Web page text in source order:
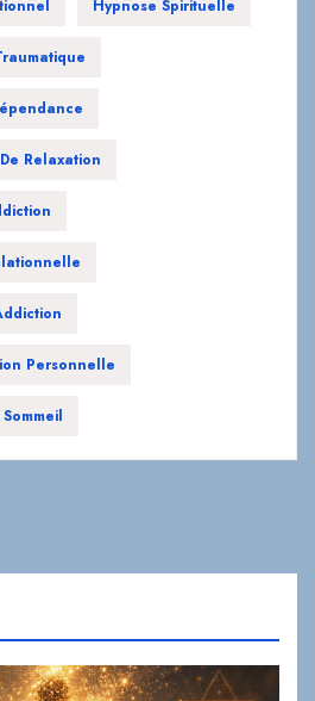
Hypnose Spirituelle
Relaxation
Personnelle